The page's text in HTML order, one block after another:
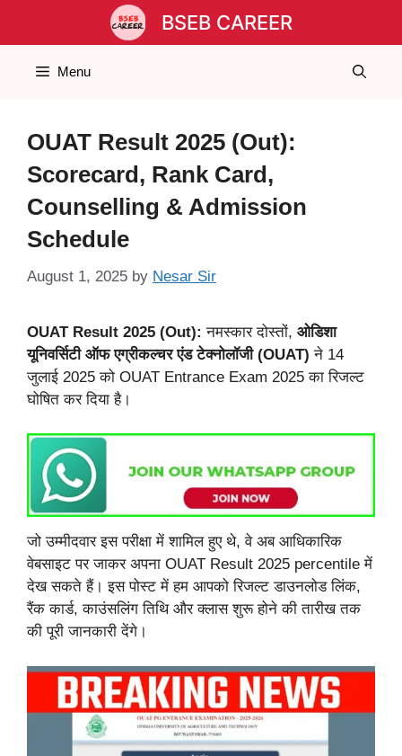
BSEB CAREER
Menu
OUAT Result 2025 (Out):
Scorecard, Rank Card,
Counselling & Admission
Schedule
August 1, 2025 by Nesar Sir
OUAT Result 2025 (Out): नमस्कार दोस्तों, ओडिशा
यूनिवर्सिटी ऑफ एग्रीकल्चर एंड टेक्नोलॉजी (OUAT) ने 14
जुलाई 2025 को OUAT Entrance Exam 2025 का रिजल्ट
घोषित कर दिया है।
जो उम्मीदवार इस परीक्षा में शामिल हुए थे, वे अब आधिकारिक
वेबसाइट पर जाकर अपना OUAT Result 2025 percentile में
देख सकते हैं। इस पोस्ट में हम आपको रिजल्ट डाउनलोड लिंक,
रैंक कार्ड, काउंसलिंग तिथि और क्लास शुरू होने की तारीख तक
की पूरी जानकारी देंगे।